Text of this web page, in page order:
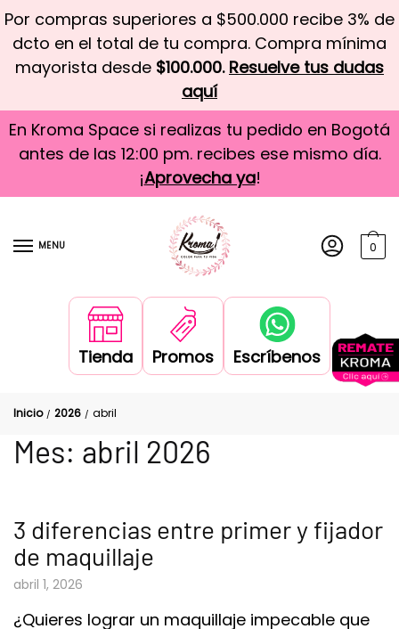
Por compras superiores a $500.000 recibe 3% de
dcto en el total de tu compra. Compra mínima
mayorista desde $100.000. Resuelve tus dudas
aquí
En Kroma Space si realizas tu pedido en Bogotá
antes de las 12:00 pm. recibes ese mismo día.
¡Aprovecha ya!
MENU 0
Tienda Promos Escríbenos
Inicio / 2026 / abril
Mes: abril 2026
3 diferencias entre primer y fijador
de maquillaje​
abril 1, 2026
¿Quieres lograr un maquillaje impecable que